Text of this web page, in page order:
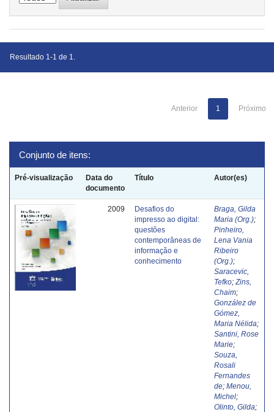
Resultado 1-1 de 1.
Anterior 1 Próximo
Conjunto de itens:
Pré-visualização
Data do
documento
Título Autor(es)
2009
Desafios do
impresso ao digital:
questões
contemporâneas de
informação e
conhecimento
Braga, Gilda
Maria (Org.);
Pinheiro,
Lena Vania
Ribeiro
(Org.);
Saracevic,
Tefko; Zins,
Chaim;
González de
Gómez,
Maria Nélida;
Santini, Rose
Marie;
Souza,
Rosali
Fernandes
de; Menou,
Michel;
Olinto, Gilda;